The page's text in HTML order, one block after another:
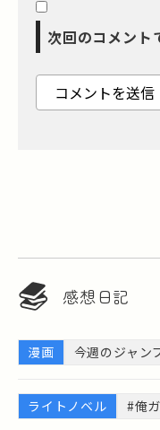
次回のコメント
感想日記
漫画 今週のジャン
ライトノベル #俺